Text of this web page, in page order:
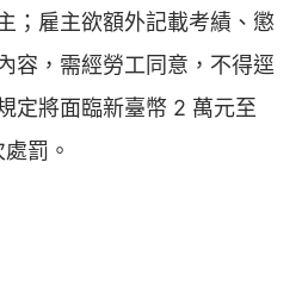
；雇主欲額外記載考績、懲
容，需經勞工同意，不得逕
定將面臨新臺幣 2 萬元至
罰。